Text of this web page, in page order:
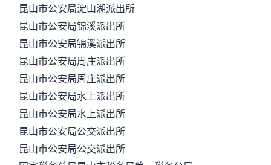
昆山市公安局淀山湖派出所
昆山市公安局锦溪派出所
昆山市公安局锦溪派出所
昆山市公安局周庄派出所
昆山市公安局周庄派出所
昆山市公安局水上派出所
昆山市公安局水上派出所
昆山市公安局公交派出所
昆山市公安局公交派出所